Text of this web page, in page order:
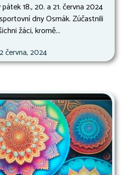
18., 20. a 21. června 2024
dny Osmák. Zúčastnili
žáci, kromě...
června, 2024